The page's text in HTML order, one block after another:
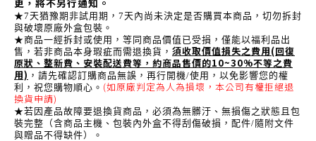
更，將不另行通知。
★7天猶豫期非試用期，7天內尚未決定是否購買本商品，切勿拆封
與破壞原廠外盒包裝。
★商品一經拆封或使用，等同商品價值已受損，僅能以福利品出
售，若非商品本身瑕疵而需退換貨， 須收取價值損失之費用(回復
原狀、整新費、安裝配送費等，約商品售價的10~30%不等之費
用) ，請先確認訂購商品無誤，再行開機/使用，以免影響您的權
利，祝您購物順心。 (如原廠判定為人為損壞，本公司有權拒絕退
換貨申請)
★若因產品故障要退換貨商品，必須為無髒汙、無損傷之狀態且包
裝完整（含商品主機、包裝內外盒不得刮傷破損，配件/隨附文件
與贈品不得缺件）。